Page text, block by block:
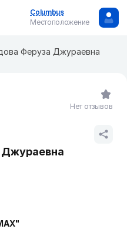
Columbus
Местоположение
Феруза Джураевна
Нет отзывов